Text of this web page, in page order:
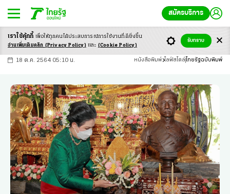
สมัครบริการ
-ก ก ก+
18 ต.ค. 2564 05:10 น. หนังสือพิมพ์ ไลฟ์สไตล์ ไทยรัฐฉบับพิมพ์
เราใช้คุ้กกี้ เพื่อให้ทุกคนได้ประสบการณ์การใช้งานที่ดียิ่งขึ้น
อ่านเพิ่มเติมคลิก (Privacy Policy) และ (Cookie Policy)
รับทราบ